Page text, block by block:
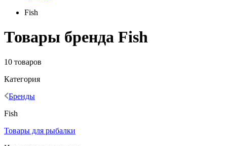
Fish
Товары бренда Fish
10 товаров
Категория
Бренды
Fish
Товары для рыбалки